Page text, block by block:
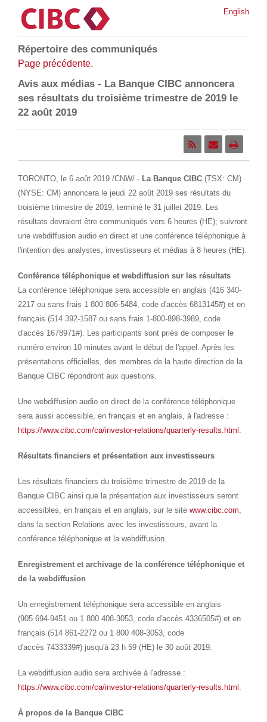
English
Répertoire des communiqués
Page précédente.
Avis aux médias - La Banque CIBC annoncera
ses résultats du troisième trimestre de 2019 le
22 août 2019
TORONTO, le 6 août 2019 /CNW/ - La Banque CIBC (TSX: CM)
(NYSE: CM) annoncera le jeudi 22 août 2019 ses résultats du
troisième trimestre de 2019, terminé le 31 juillet 2019. Les
résultats devraient être communiqués vers 6 heures (HE); suivront
une webdiffusion audio en direct et une conférence téléphonique à
l'intention des analystes, investisseurs et médias à 8 heures (HE).
Conférence téléphonique et webdiffusion sur les résultats
La conférence téléphonique sera accessible en anglais (416 340-
2217 ou sans frais 1 800 806-5484, code d'accès 6813145#) et en
français (514 392-1587 ou sans frais 1-800-898-3989, code
d'accès 1678971#). Les participants sont priés de composer le
numéro environ 10 minutes avant le début de l'appel. Après les
présentations officielles, des membres de la haute direction de la
Banque CIBC répondront aux questions.
Une webdiffusion audio en direct de la conférence téléphonique
sera aussi accessible, en français et en anglais, à l'adresse :
https://www.cibc.com/ca/investor-relations/quarterly-results.html .
Résultats financiers et présentation aux investisseurs
Les résultats financiers du troisième trimestre de 2019 de la
Banque CIBC ainsi que la présentation aux investisseurs seront
accessibles, en français et en anglais, sur le sitewww.cibc.com,
dans la section Relations avec les investisseurs, avant la
conférence téléphonique et la webdiffusion.
Enregistrement et archivage de la conférence téléphonique et
de la webdiffusion
Un enregistrement téléphonique sera accessible en anglais
(905 694-9451 ou 1 800 408-3053, code d'accès 4336505#) et en
français (514 861-2272 ou 1 800 408-3053, code
d'accès 7433339#) jusqu'à 23 h 59 (HE) le 30 août 2019.
La webdiffusion audio sera archivée à l'adresse :
https://www.cibc.com/ca/investor-relations/quarterly-results.html .
À propos de la Banque CIBC